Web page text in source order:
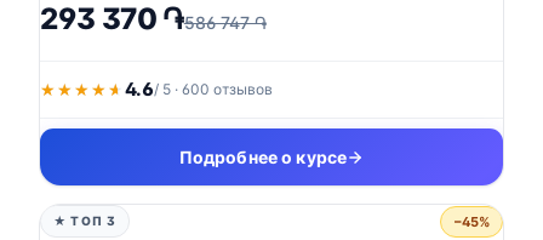
293 370 ֏586 747 ֏
★★★★★
★★★★★ 4.6/ 5 · 600 отзывов
Подробнее о курсе
★ ТОП 3 −45%